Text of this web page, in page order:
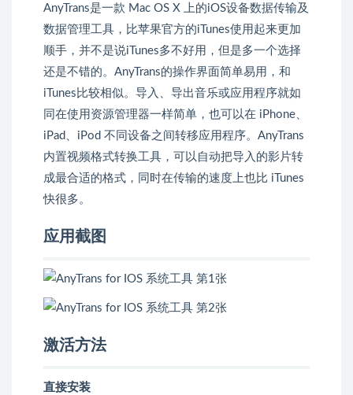
AnyTrans是一款 Mac OS X 上的iOS设备数据传输及
数据管理工具，比苹果官方的iTunes使用起来更加
顺手，并不是说iTunes多不好用，但是多一个选择
还是不错的。AnyTrans的操作界面简单易用，和
iTunes比较相似。导入、导出音乐或应用程序就如
同在使用资源管理器一样简单，也可以在 iPhone、
iPad、iPod 不同设备之间转移应用程序。AnyTrans
内置视频格式转换工具，可以自动把导入的影片转
成最合适的格式，同时在传输的速度上也比 iTunes
快很多。
应用截图
激活方法
直接安装